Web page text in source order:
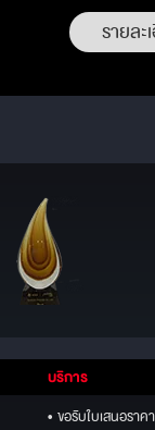
รายล
บริการ
• ขอรับใบเสนอราคา